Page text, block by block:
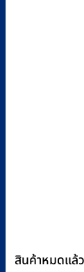
สินค้าหมดแล้ว